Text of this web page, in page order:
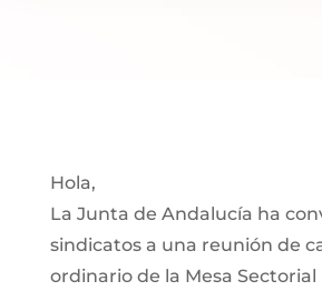
Hola,
La Junta de Andalucía ha
sindicatos a una reunión de
ordinario de la Mesa